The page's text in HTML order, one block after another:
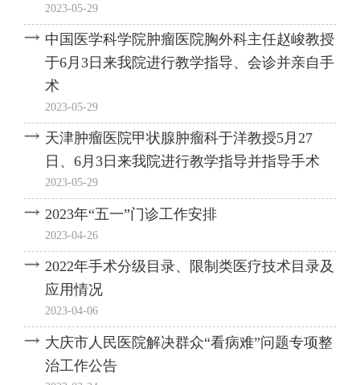
2023-05-29
中国医学科学院肿瘤医院胸外科主任赵峻教授
于6月3日来我院进行教学指导、会诊并亲自手
术
2023-05-29
天津肿瘤医院甲状腺肿瘤科于洋教授5月27
日、6月3日来我院进行教学指导并指导手术
2023-05-29
2023年“五一”门诊工作安排
2023-04-26
2022年手术分级目录、限制类医疗技术目录及
应用情况
2023-04-06
大庆市人民医院解决群众“看病难”问题专项整
治工作公告